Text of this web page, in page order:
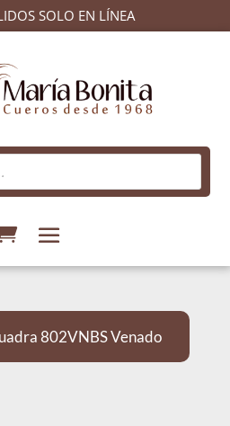
SOLO EN LÍNEA
802VNBS Venado